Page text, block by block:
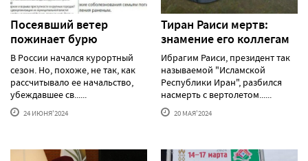
Посеявший ветер
пожинает бурю
В России начался курортный
сезон. Но, похоже, не так, как
рассчитывало ее начальство,
убеждавшее св......
24 ИЮНЯ'2024
Тиран Раиси мертв:
знамение его коллегам
Ибрагим Раиси, президент так
называемой "Исламской
Республики Иран", разбился
насмерть с вертолетом......
20 МАЯ'2024